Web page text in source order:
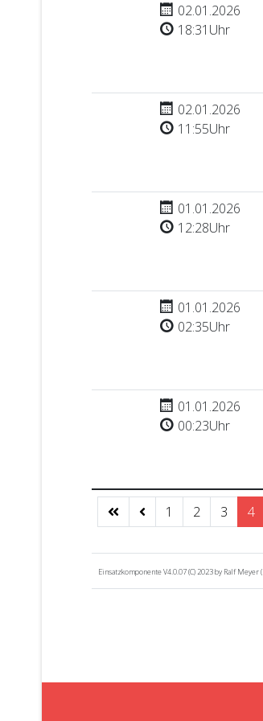
02.01.2026
18:31Uhr
02.01.2026
11:55Uhr
01.01.2026
12:28Uhr
01.01.2026
02:35Uhr
01.01.2026
00:23Uhr
1 2 3 4
Einsatzkomponente V4.0.07 (C) 2023 by Ralf Meyer (